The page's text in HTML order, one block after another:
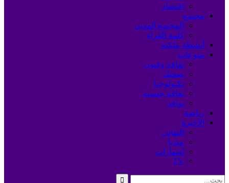
اقتصاد
مجتمع
المجتمع المدني
كلمة القراء
أنشطة ملكية
منوعات
ثقافة وفنون
صحتك
تكنولوجيا
ثقافة جنسية
نوافذ
رياضة
الأخيرة
التهاني
ميديا
إشهارات
TV